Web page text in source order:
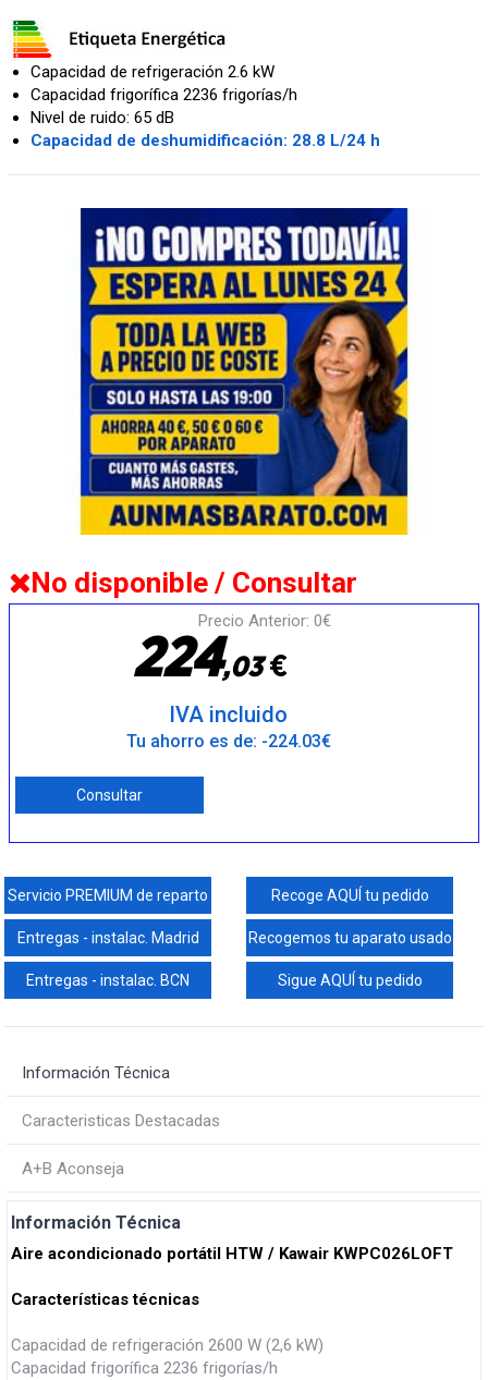
Capacidad de refrigeración 2.6 kW
Capacidad frigorífica 2236 frigorías/h
Nivel de ruido: 65 dB
Capacidad de deshumidificación: 28.8 L/24 h
No disponible / Consultar
Precio Anterior: 0€
224,03€
IVA incluido
Tu ahorro es de: -224.03€
Consultar
Servicio PREMIUM de reparto Recoge AQUÍ tu pedido
Entregas - instalac. Madrid Recogemos tu aparato usado
Entregas - instalac. BCN Sigue AQUÍ tu pedido
Información Técnica
Caracteristicas Destacadas
A+B Aconseja
Información Técnica
Aire acondicionado portátil HTW / Kawair KWPC026LOFT
Características técnicas
Capacidad de refrigeración 2600 W (2,6 kW)
Capacidad frigorífica 2236 frigorías/h